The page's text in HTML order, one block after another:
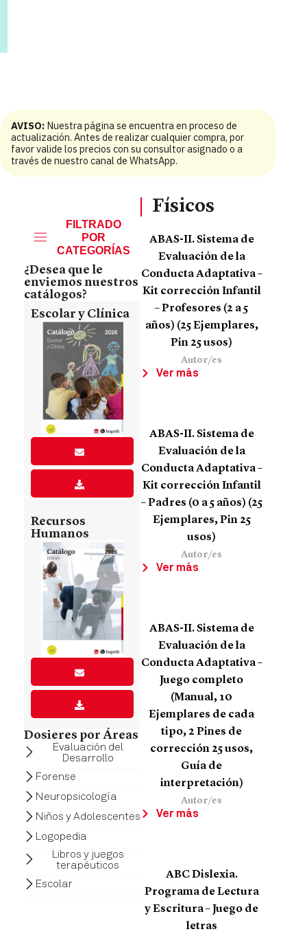
AVISO: Nuestra página se encuentra en proceso de
actualización. Antes de realizar cualquier compra, por
favor valide los precios con su consultor asignado o a
través de nuestro canal de WhatsApp.
FILTRADO
POR
CATEGORÍAS
¿Desea que le
enviemos nuestros
catálogos?
Escolar y Clínica
Recursos
Humanos
Dosieres por Áreas
Evaluación del
Desarrollo
Forense
Neuropsicología
Niños y Adolescentes
Logopedia
Libros y juegos
terapéuticos
Escolar
Físicos
ABAS-II. Sistema de
Evaluación de la
Conducta Adaptativa –
Kit corrección Infantil
– Profesores (2 a 5
años) (25 Ejemplares,
Pin 25 usos)
Autor/es
Ver más
ABAS-II. Sistema de
Evaluación de la
Conducta Adaptativa –
Kit corrección Infantil
– Padres (0 a 5 años) (25
Ejemplares, Pin 25
usos)
Autor/es
Ver más
ABAS-II. Sistema de
Evaluación de la
Conducta Adaptativa –
Juego completo
(Manual, 10
Ejemplares de cada
tipo, 2 Pines de
corrección 25 usos,
Guía de
interpretación)
Autor/es
Ver más
ABC Dislexia.
Programa de Lectura
y Escritura – Juego de
letras